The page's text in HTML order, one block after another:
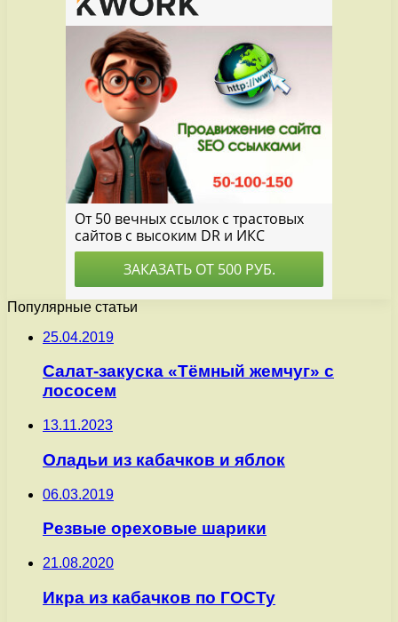
Популярные статьи
25.04.2019
Салат-закуска «Тёмный жемчуг» с
лососем
13.11.2023
Оладьи из кабачков и яблок
06.03.2019
Резвые ореховые шарики
21.08.2020
Икра из кабачков по ГОСТу